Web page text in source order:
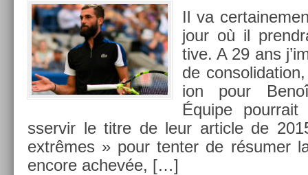
Il va
jour où il
tive. A 29 ans
de
ion pour
Équipe
sser­vir le titre de leur ar­ticle de
extrêmes » pour tent­er de résumer
en­core achevée, […]